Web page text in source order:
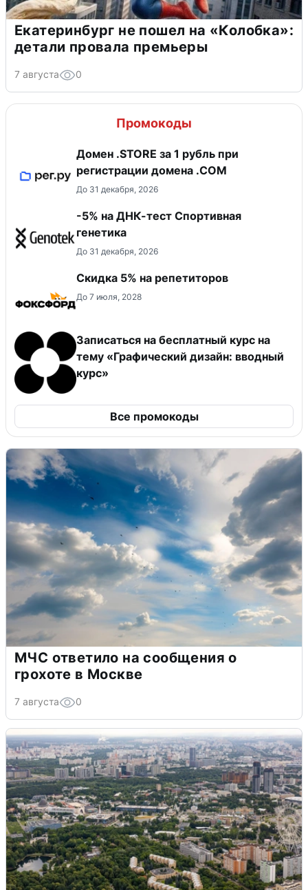
Екатеринбург не пошел на «Колобка»:
детали провала премьеры
7 августа 0
Промокоды
Домен .STORE за 1 рубль при
регистрации домена .COM
До 31 декабря, 2026
-5% на ДНК-тест Спортивная
генетика
До 31 декабря, 2026
Скидка 5% на репетиторов
До 7 июля, 2028
Записаться на бесплатный курс на
тему «Графический дизайн: вводный
курс»
Все промокоды
МЧС ответило на сообщения о
грохоте в Москве
7 августа 0